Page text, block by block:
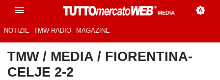
MEDIA
NOTIZIE TMW RADIO MAGAZINE
TMW/ MEDIA / FIORENTINA-
CELJE 2-2